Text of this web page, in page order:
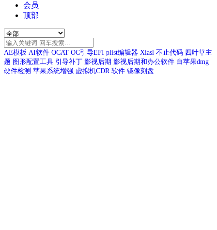
会员
顶部
AE模板 AI软件 OCAT OC引导EFI plist编辑器 Xiasl 不止代码 四叶草主
题 图形配置工具 引导补丁 影视后期 影视后期和办公软件 白苹果dmg
硬件检测 苹果系统增强 虚拟机CDR 软件 镜像刻盘